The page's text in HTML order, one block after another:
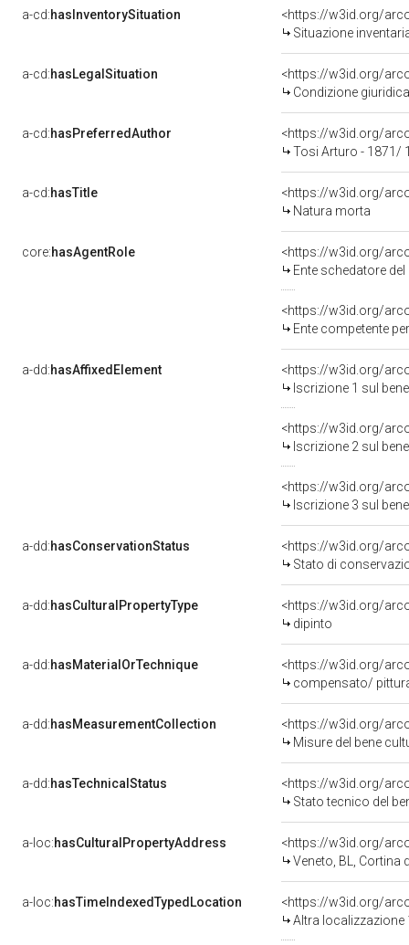
a-cd:hasInventorySituation
<https://w3id.org/
Situazione
a-cd:hasLegalSituation
<https://w3id.org/
Condizione
a-cd:hasPreferredAuthor
<https://w3id.org/
Tosi Arturo - 1871/
a-cd:hasTitle
<https://w3id.org/
Natura morta
core:hasAgentRole
<https://w3id.org/
Ente schedatore del bene
<https://w3id.org/
Ente competente per tutela
a-dd:hasAffixedElement
<https://w3id.org/
Iscrizione 1 sul
<https://w3id.org/
Iscrizione 2 sul
<https://w3id.org/
Iscrizione 3 sul
a-dd:hasConservationStatus
<https://w3id.org/
Stato di
a-dd:hasCulturalPropertyType
<https://w3id.org/
dipinto
a-dd:hasMaterialOrTechnique
<https://w3id.org/
compensato/
a-dd:hasMeasurementCollection
<https://w3id.org/
Misure del bene
a-dd:hasTechnicalStatus
<https://w3id.org/
Stato tecnico del
a-loc:hasCulturalPropertyAddress
<https://w3id.org/
Veneto, BL, Cortina
a-loc:hasTimeIndexedTypedLocation
<https://w3id.org/
Altra localizzazione